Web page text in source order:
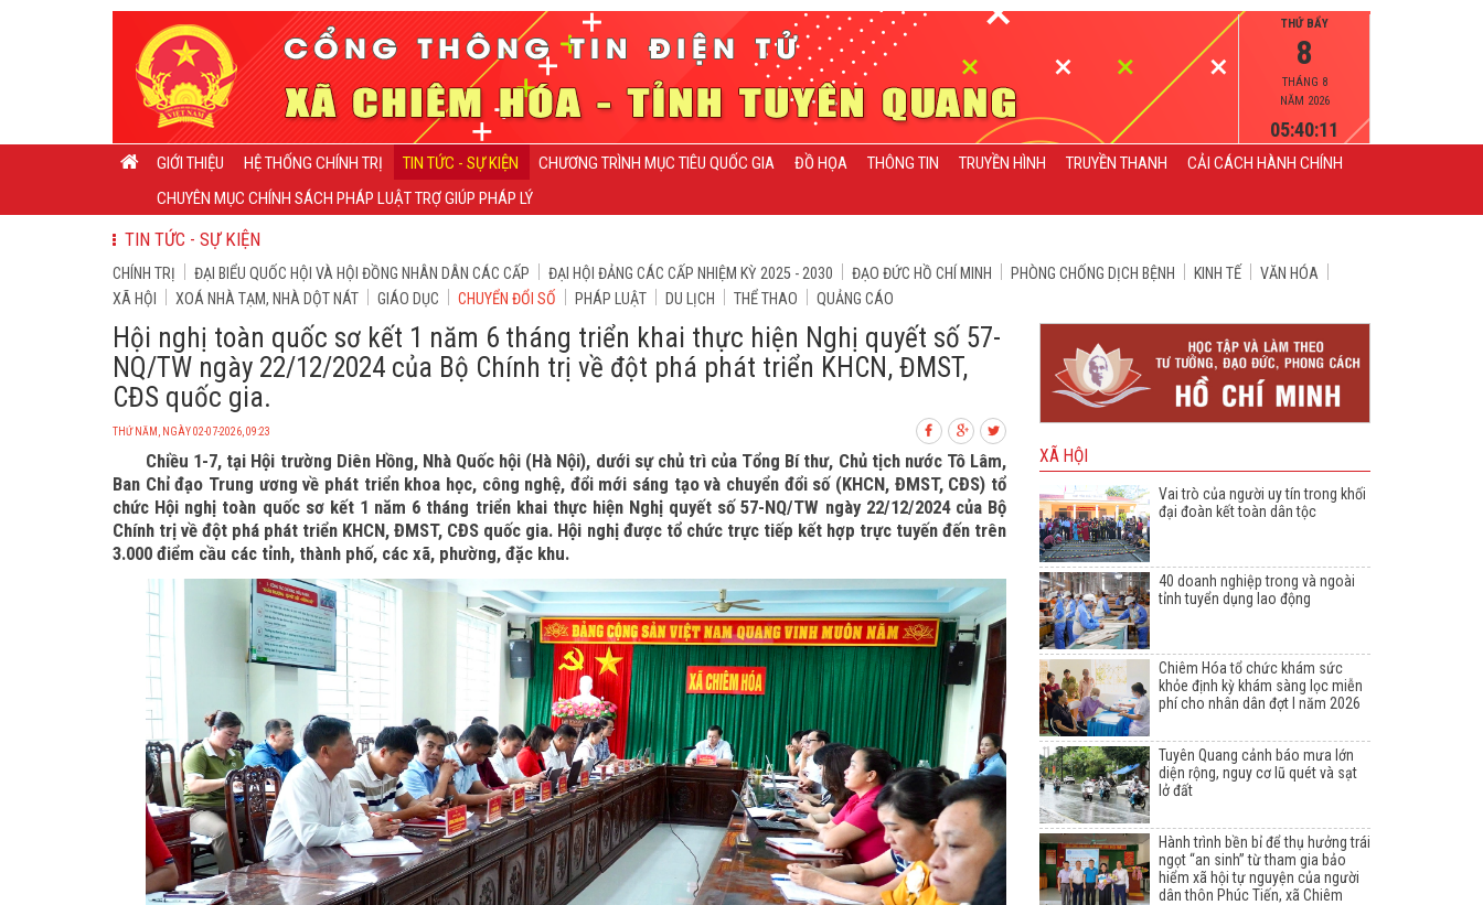
THỨ BẨY
8
THÁNG 8
NĂM 2026
05:40:12
GIỚI THIỆU HỆ THỐNG CHÍNH TRỊ TIN TỨC - SỰ KIỆN CHƯƠNG TRÌNH MỤC TIÊU QUỐC GIA ĐỒ HỌA THÔNG TIN TRUYỀN HÌNH TRUYỀN THANH
CẢI CÁCH HÀNH CHÍNH
CHUYÊN MỤC CHÍNH SÁCH PHÁP LUẬT TRỢ GIÚP PHÁP LÝ
TIN TỨC - SỰ KIỆN
CHÍNH TRỊ ĐẠI BIỂU QUỐC HỘI VÀ HỘI ĐỒNG NHÂN DÂN CÁC CẤP ĐẠI HỘI ĐẢNG CÁC CẤP NHIỆM KỲ 2025 - 2030 ĐẠO ĐỨC HỒ CHÍ MINH PHÒNG CHỐNG DỊCH BỆNH KINH TẾ
VĂN HÓA
XÃ HỘI
XOÁ NHÀ TẠM, NHÀ DỘT NÁT GIÁO DỤC CHUYỂN ĐỔI SỐ PHÁP LUẬT DU LỊCH THỂ THAO QUẢNG CÁO
Hội nghị toàn quốc sơ kết 1 năm 6 tháng triển khai thực hiện Nghị quyết số 57-
NQ/TW ngày 22/12/2024 của Bộ Chính trị về đột phá phát triển KHCN, ĐMST,
CĐS quốc gia.
THỨ NĂM, NGÀY 02-07-2026, 09:23
Chiều 1-7, tại Hội trường Diên Hồng, Nhà Quốc hội (Hà Nội), dưới sự chủ trì của Tổng Bí thư, Chủ tịch nước Tô Lâm,
Ban Chỉ đạo Trung ương về phát triển khoa học, công nghệ, đổi mới sáng tạo và chuyển đổi số (KHCN, ĐMST, CĐS) tổ
chức Hội nghị toàn quốc sơ kết 1 năm 6 tháng triển khai thực hiện Nghị quyết số 57-NQ/TW ngày 22/12/2024 của Bộ
Chính trị về đột phá phát triển KHCN, ĐMST, CĐS quốc gia. Hội nghị được tổ chức trực tiếp kết hợp trực tuyến đến trên
3.000 điểm cầu các tỉnh, thành phố, các xã, phường, đặc khu.
XÃ HỘI
Vai trò của người uy tín trong khối
đại đoàn kết toàn dân tộc
40 doanh nghiệp trong và ngoài
tỉnh tuyển dụng lao động
Chiêm Hóa tổ chức khám sức
khỏe định kỳ khám sàng lọc miễn
phí cho nhân dân đợt I năm 2026
Tuyên Quang cảnh báo mưa lớn
diện rộng, nguy cơ lũ quét và sạt
lở đất
Hành trình bền bỉ để thụ hưởng trái
ngọt “an sinh” từ tham gia bảo
hiểm xã hội tự nguyện của người
dân thôn Phúc Tiến, xã Chiêm